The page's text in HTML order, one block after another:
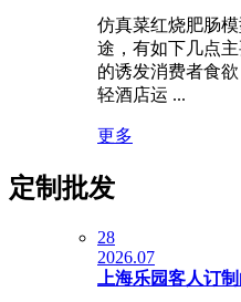
仿真菜红烧肥肠
途，有如下几点
的诱发消费者食
轻酒店运 ...
更多
定制批发
28
2026.07
上海乐园客人订